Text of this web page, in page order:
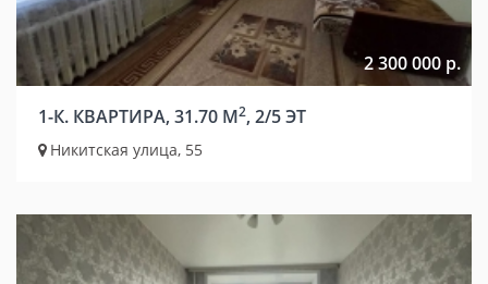
2 300 000 р.
1-К. КВАРТИРА, 31.70 М2, 2/5 ЭТ
Никитская улица, 55